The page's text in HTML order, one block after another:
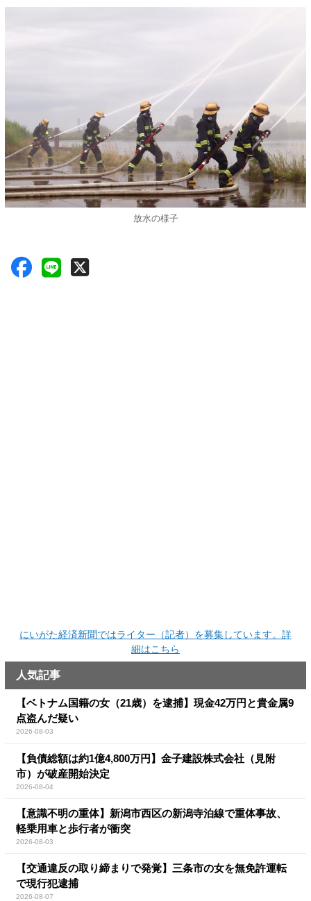
放水の様子
にいがた経済新聞ではライター（記者）を募集しています。詳
細はこちら
人気記事
【ベトナム国籍の女（21歳）を逮捕】現金42万円と貴金属9
点盗んだ疑い
2026-08-03
【負債総額は約1億4,800万円】金子建設株式会社（見附
市）が破産開始決定
2026-08-04
【意識不明の重体】新潟市西区の新潟寺泊線で重体事故、
軽乗用車と歩行者が衝突
2026-08-03
【交通違反の取り締まりで発覚】三条市の女を無免許運転
で現行犯逮捕
2026-08-07